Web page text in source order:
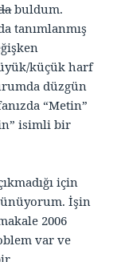
buldum.
tanımlanmış
küçük harf
düzgün
“Metin”
isimli bir
için
İşin
2006
var ve